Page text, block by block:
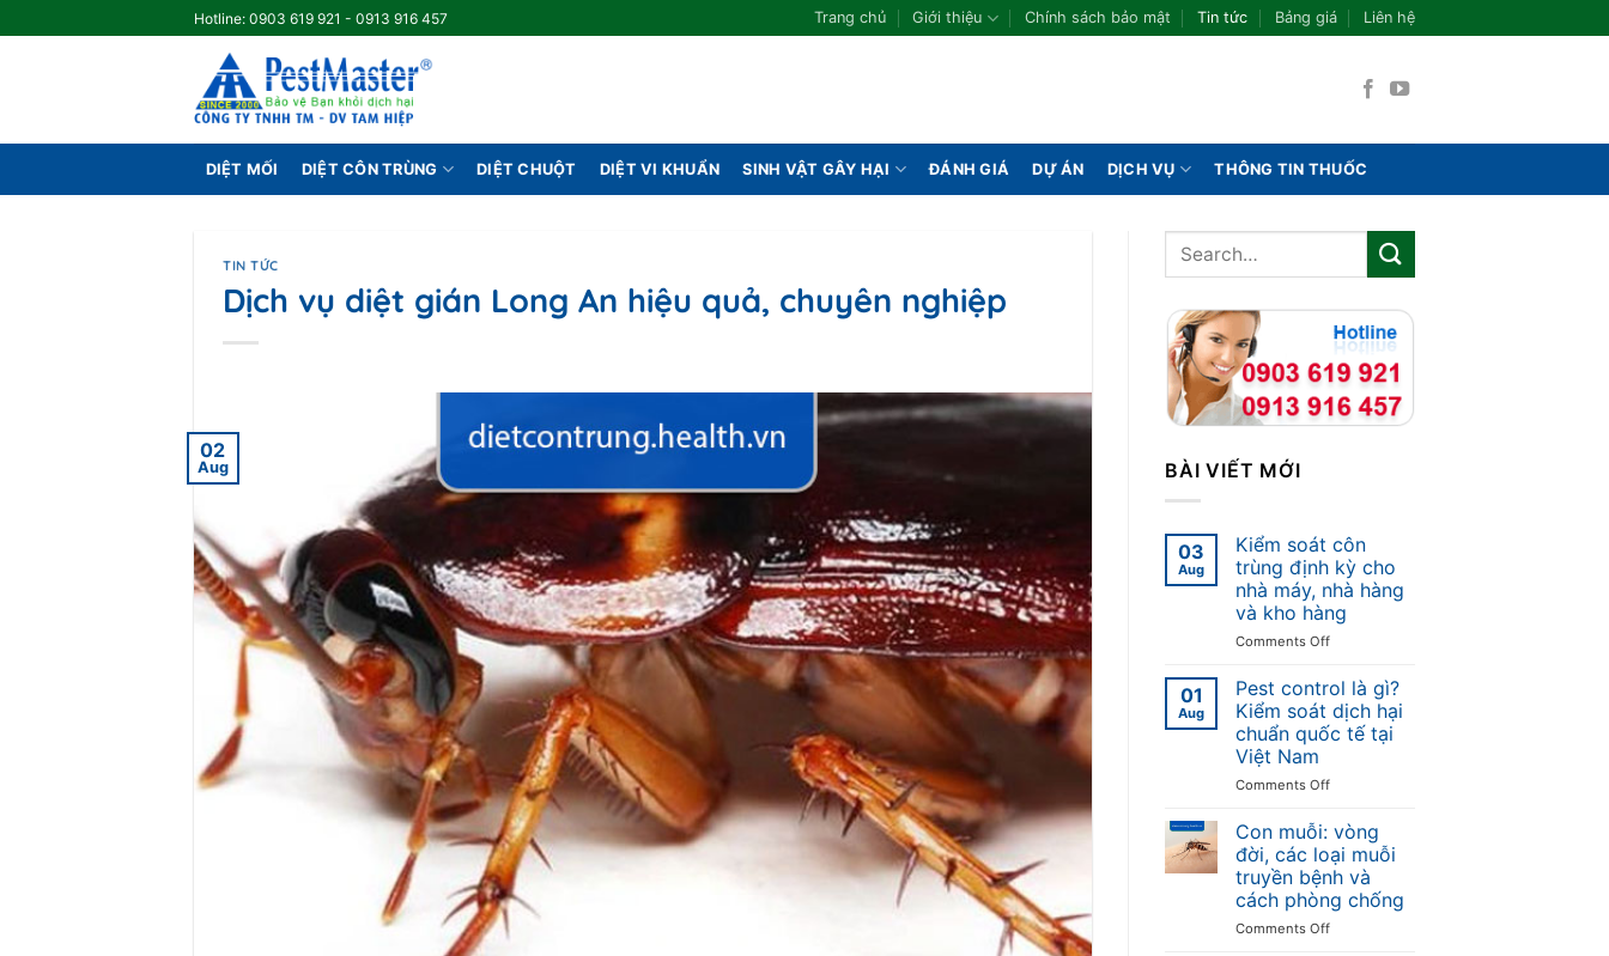
to
Hotline: 0903 619 921 - 0913 916 457 Trang chủ Giới thiệu Chính sách bảo mật Tin tức Bảng giá Liên hệ
DIỆT MỐI DIỆT CÔN TRÙNG DIỆT CHUỘT DIỆT VI KHUẨN SINH VẬT GÂY HẠI ĐÁNH GIÁ DỰ ÁN DỊCH VỤ THÔNG TIN THUỐC
TIN TỨC
Dịch vụ diệt gián Long An hiệu quả, chuyên nghiệp
02
Aug BÀI VIẾT MỚI
03
Aug
Kiểm soát côn
trùng định kỳ cho
nhà máy, nhà hàng
và kho hàng
Comments Offon
soát
côn
trùng
định
cho
máy,
nhà
hàng
và
kho
hàng
01
Aug
Pest control là gì?
Kiểm soát dịch hại
chuẩn quốc tế tại
Việt Nam
Comments Offon
control
là
gì?
Kiểm
soát
dịch
Con muỗi: vòng
đời, các loại muỗi
truyền bệnh và
cách phòng chống
Comments Offon